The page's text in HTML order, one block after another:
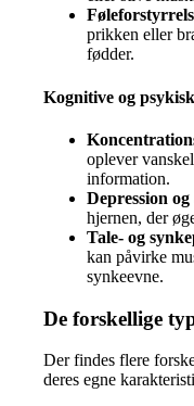
prikken eller
fødder.
Kognitive og
oplever
information.
Depression og
hjernen, der
Tale- og
kan påvirke
synkeevne.
De forskellige
Der findes flere
deres egne